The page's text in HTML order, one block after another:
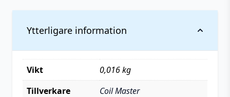
Ytterligare information
Vikt
0,016 kg
Tillverkare
Coil Master